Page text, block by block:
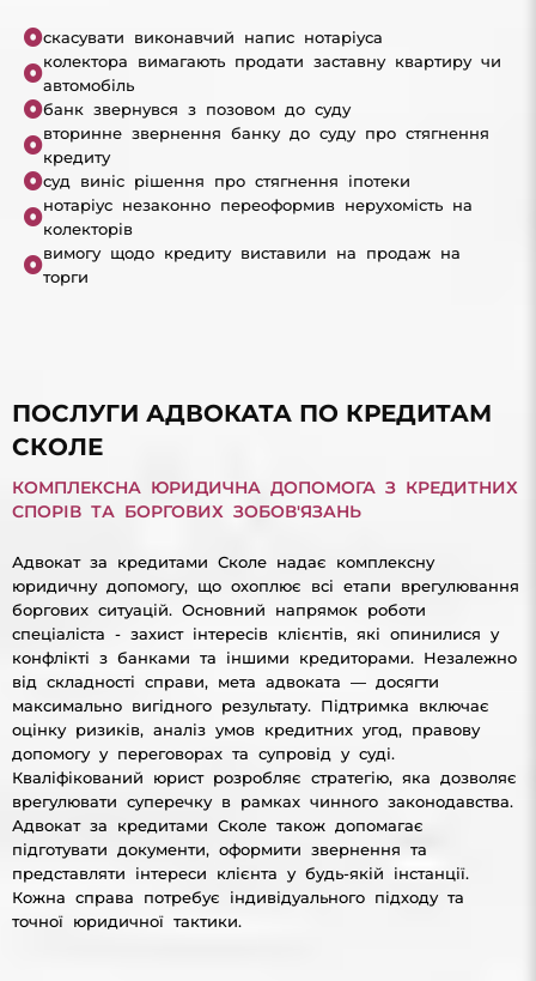
скасувати виконавчий напис нотаріуса
колектора вимагають продати заставну квартиру чи
автомобіль
банк звернувся з позовом до суду
вторинне звернення банку до суду про стягнення
кредиту
суд виніс рішення про стягнення іпотеки
нотаріус незаконно переоформив нерухомість на
колекторів
вимогу щодо кредиту виставили на продаж на
торги
ПОСЛУГИ АДВОКАТА ПО КРЕДИТАМ
СКОЛЕ
КОМПЛЕКСНА ЮРИДИЧНА ДОПОМОГА З КРЕДИТНИХ
СПОРІВ ТА БОРГОВИХ ЗОБОВ'ЯЗАНЬ
Адвокат за кредитами Сколе надає комплексну
юридичну допомогу, що охоплює всі етапи врегулювання
боргових ситуацій. Основний напрямок роботи
спеціаліста - захист інтересів клієнтів, які опинилися у
конфлікті з банками та іншими кредиторами. Незалежно
від складності справи, мета адвоката — досягти
максимально вигідного результату. Підтримка включає
оцінку ризиків, аналіз умов кредитних угод, правову
допомогу у переговорах та супровід у суді.
Кваліфікований юрист розробляє стратегію, яка дозволяє
врегулювати суперечку в рамках чинного законодавства.
Адвокат за кредитами Сколе також допомагає
підготувати документи, оформити звернення та
представляти інтереси клієнта у будь-якій інстанції.
Кожна справа потребує індивідуального підходу та
точної юридичної тактики.